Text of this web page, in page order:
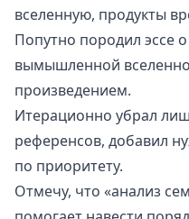
вселенную, продукты
Попутно породил эссе
вымышленной
произведением.
Итерационно убрал
референсов, добавил
по приоритету.
Отмечу, что «анализ